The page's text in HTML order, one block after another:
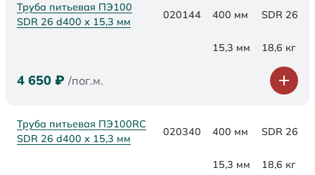
Труба питьевая ПЭ100
SDR 26 d400 х 15,3 мм
020144 400 мм SDR 26
15,3 мм 18,6 кг
4 650 ₽ /пог.м.
Труба питьевая ПЭ100RC
SDR 26 d400 х 15,3 мм
020340 400 мм SDR 26
15,3 мм 18,6 кг